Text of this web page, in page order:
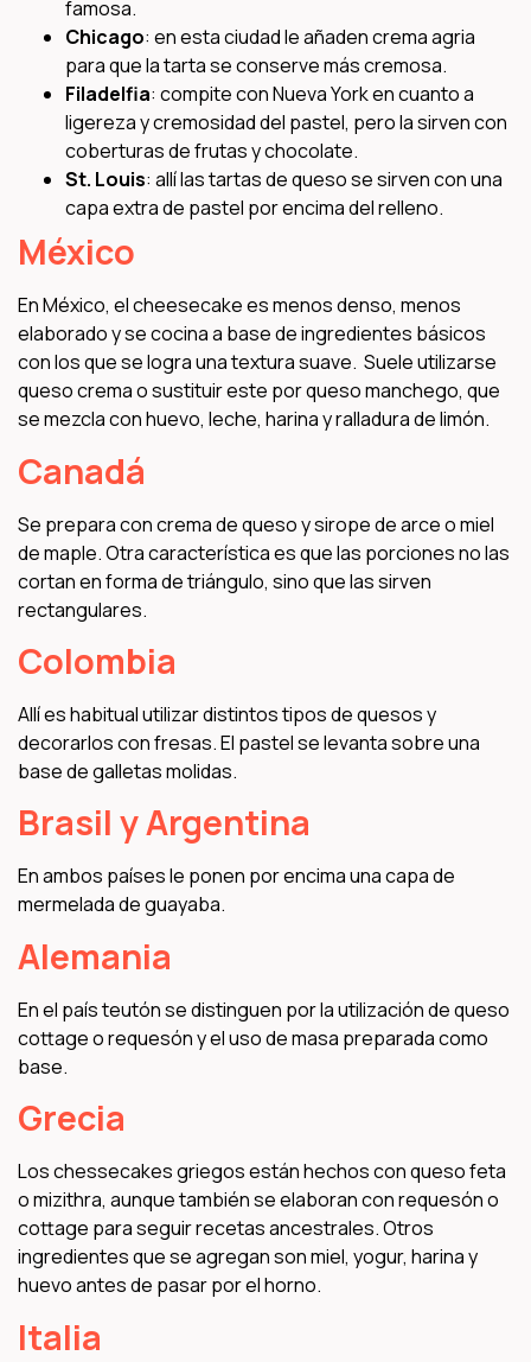
famosa.
Chicago: en esta ciudad le añaden crema agria
para que la tarta se conserve más cremosa.
Filadelfia: compite con Nueva York en cuanto a
ligereza y cremosidad del pastel, pero la sirven con
coberturas de frutas y chocolate.
St. Louis: allí las tartas de queso se sirven con una
capa extra de pastel por encima del relleno.
México
En México, el cheesecake es menos denso, menos
elaborado y se cocina a base de ingredientes básicos
con los que se logra una textura suave. Suele utilizarse
queso crema o sustituir este por queso manchego, que
se mezcla con huevo, leche, harina y ralladura de limón.
Canadá
Se prepara con crema de queso y sirope de arce o miel
de maple. Otra característica es que las porciones no las
cortan en forma de triángulo, sino que las sirven
rectangulares.
Colombia
Allí es habitual utilizar distintos tipos de quesos y
decorarlos con fresas. El pastel se levanta sobre una
base de galletas molidas.
Brasil y Argentina
En ambos países le ponen por encima una capa de
mermelada de guayaba.
Alemania
En el país teutón se distinguen por la utilización de queso
cottage o requesón y el uso de masa preparada como
base.
Grecia
Los chessecakes griegos están hechos con queso feta
o mizithra, aunque también se elaboran con requesón o
cottage para seguir recetas ancestrales. Otros
ingredientes que se agregan son miel, yogur, harina y
huevo antes de pasar por el horno.
Italia